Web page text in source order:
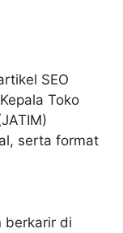
SEO
Toko
serta format
berkarir di